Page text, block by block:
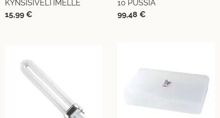
KYNSISIVELTIMELLE
15,99 €
10 PUSSIA
99,48 €